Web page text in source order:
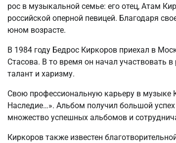
рос в музыкальной семье: его отец, Атам
российской оперной певицей. Благодаря
юном возрасте.
В 1984 году Бедрос Киркоров приехал в
Стасова. В то время он начал участвовать
талант и харизму.
Свою профессиональную карьеру в музыке
Наследие…». Альбом получил большой
множество успешных альбомов и
Киркоров также известен